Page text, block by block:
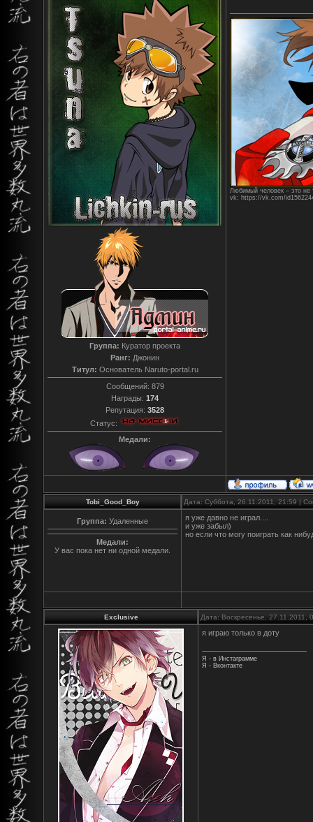
Группа: Куратор проекта
Ранг: Джонин
Титул: Основатель Naruto-portal.ru
Сообщений: 879
Награды: 174
Репутация: 3528
Статус:
Медали:
Любимый человек – это не
vk: https://vk.com/
Tobi_Good_Boy Дата: Суббота, 26.11.2011, 21:59 |
Группа: Удаленные
Медали:
У вас пока нет ни одной медали.
я уже давно не играл....
и уже забыл)
но если что могу поиграть как
Exclusive Дата: Воскресенье,
я играю только в доту
Я - в Инстаграмме
Я - Вконтакте